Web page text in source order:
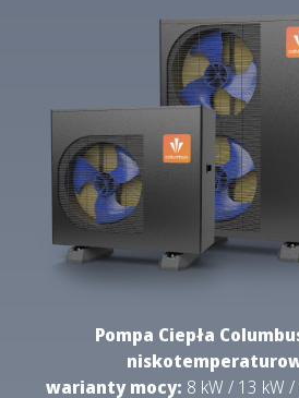
Pompa Ciepła
warianty mocy: 8 kW / 13 kW